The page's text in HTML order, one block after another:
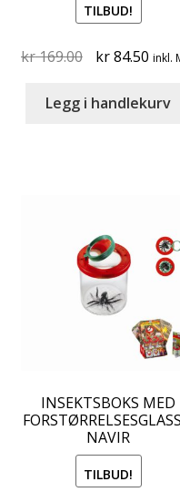
TILBUD!
kr169.00
Original
was:
kr84.50
is:
inkl.
Legg i handlekurv
INSEKTSBOKS MED
NAVIR
TILBUD!